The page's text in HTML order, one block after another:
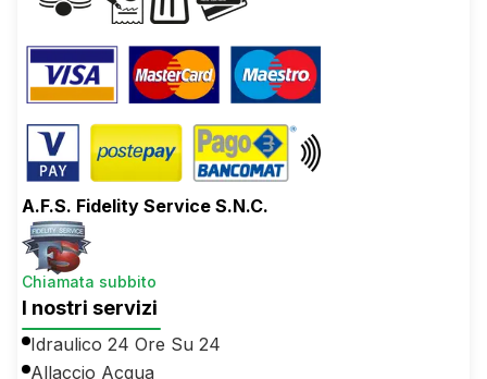
A.F.S. Fidelity Service S.N.C.
Chiamata subbito
I nostri servizi
Idraulico 24 Ore Su 24
Allaccio Acqua